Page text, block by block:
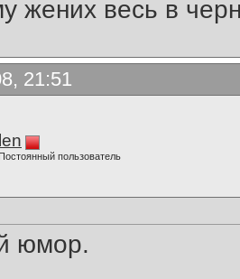
жених весь в
21:51
len
Постоянный пользователь
юмор.